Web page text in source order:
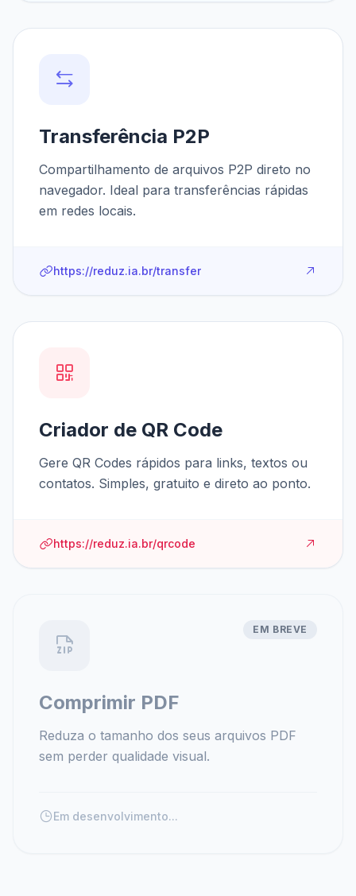
Transferência P2P
Compartilhamento de arquivos P2P direto no
navegador. Ideal para transferências rápidas
em redes locais.
https://reduz.ia.br/transfer
Criador de QR Code
Gere QR Codes rápidos para links, textos ou
contatos. Simples, gratuito e direto ao ponto.
https://reduz.ia.br/qrcode
EM BREVE
Comprimir PDF
Reduza o tamanho dos seus arquivos PDF
sem perder qualidade visual.
Em desenvolvimento...